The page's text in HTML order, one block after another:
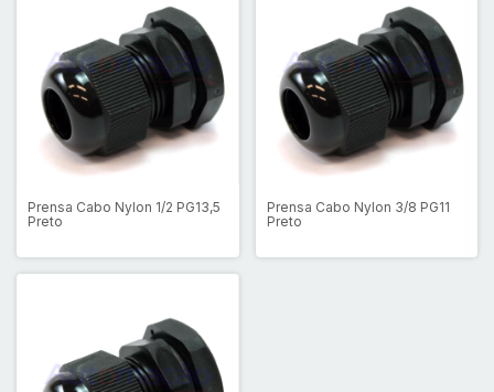
Prensa Cabo Nylon 1/2 PG13,5
Preto
Prensa Cabo Nylon 3/8 PG11
Preto